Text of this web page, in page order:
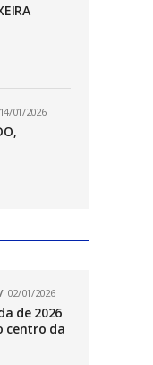
14/01/2026
02/01/2026
de 2026
centro da